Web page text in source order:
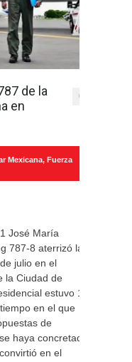
de la
en
0
Mexicana, Fuerza
José María
787-8 aterrizó la
julio en el
la Ciudad de
estuvo 19
en el que
de
haya concretado
en el